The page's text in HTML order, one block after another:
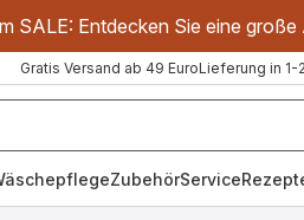
SALE: Entdecken Sie eine
Gratis Versand ab 49 EuroLieferung in 1-
ZubehörService